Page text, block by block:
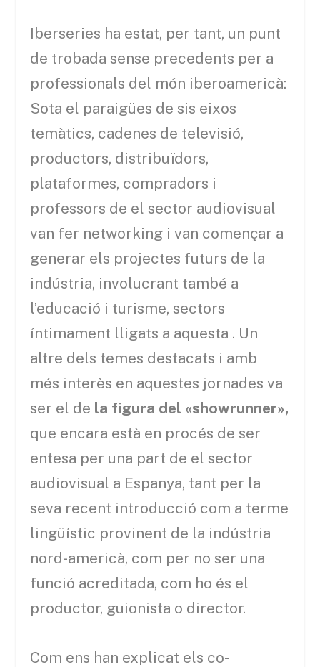
Iberseries ha estat, per tant, un punt
de trobada sense precedents per a
professionals del món iberoamericà:
Sota el paraigües de sis eixos
temàtics, cadenes de televisió,
productors, distribuïdors,
plataformes, compradors i
professors de el sector audiovisual
van fer networking i van començar a
generar els projectes futurs de la
indústria, involucrant també a
l’educació i turisme, sectors
íntimament lligats a aquesta . Un
altre dels temes destacats i amb
més interès en aquestes jornades va
ser el de la figura del «showrunner»,
que encara està en procés de ser
entesa per una part de el sector
audiovisual a Espanya, tant per la
seva recent introducció com a terme
lingüístic provinent de la indústria
nord-americà, com per no ser una
funció acreditada, com ho és el
productor, guionista o director.
Com ens han explicat els co-